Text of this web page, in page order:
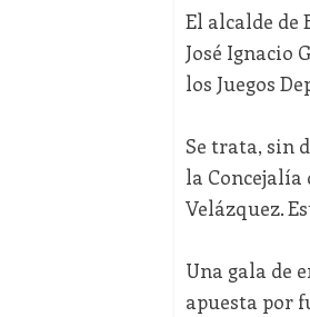
El alcalde de
José Ignacio
los Juegos
Se trata, sin
la Concejalía
Velázquez.
Una gala de
apuesta por